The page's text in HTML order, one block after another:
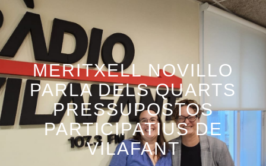
MERITXELL NOVILLO
PARLA DELS QUARTS
PRESSUPOSTOS
PARTICIPATIUS DE
VILAFANT